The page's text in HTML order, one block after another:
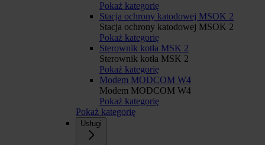
Pokaż kategorię
Stacja ochrony katodowej MSOK 2
Stacja ochrony katodowej MSOK 2
Pokaż kategorię
Sterownik kotła MSK 2
Sterownik kotła MSK 2
Pokaż kategorię
Modem MODCOM W4
Modem MODCOM W4
Pokaż kategorię
Pokaż kategorię
Usługi